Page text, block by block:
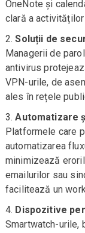
OneNote și
clară a
Soluții de
Managerii de
antivirus
VPN-urile, de
ales în rețele
Automatizare
Platformele care
automatizarea
minimizează
emailurilor sau
facilitează un
Dispozitive
Smartwatch-urile,